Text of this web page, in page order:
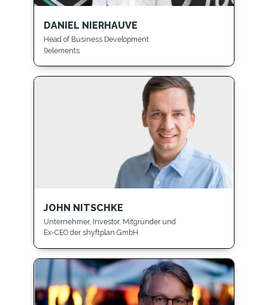
DANIEL NIERHAUVE
Head of Business Development
9elements
JOHN NITSCHKE
Unternehmer, Investor, Mitgründer und
Ex-CEO der shyftplan GmbH